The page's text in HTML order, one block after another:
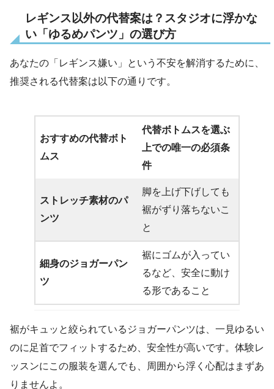
レギンス以外の代替案は？スタジオに浮かな
い「ゆるめパンツ」の選び方
あなたの「レギンス嫌い」という不安を解消するために、
推奨される代替案は以下の通りです。
おすすめの代替ボト
ムス
代替ボトムスを選ぶ
上での唯一の必須条
件
ストレッチ素材のパ
ンツ
脚を上げ下げしても
裾がずり落ちないこ
と
細身のジョガーパン
ツ
裾にゴムが入ってい
るなど、安全に動け
る形であること
裾がキュッと絞られているジョガーパンツは、一見ゆるい
のに足首でフィットするため、安全性が高いです。体験レ
ッスンにこの服装を選んでも、周囲から浮く心配はまずあ
りませんよ。